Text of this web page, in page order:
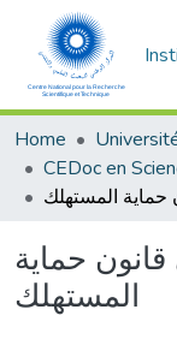
Home
حماية
المستهلك